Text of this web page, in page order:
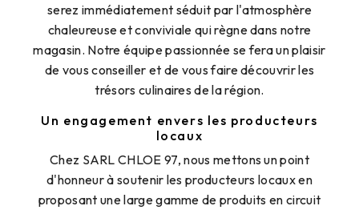
serez immédiatement séduit par l'atmosphère
chaleureuse et conviviale qui règne dans notre
magasin. Notre équipe passionnée se fera un plaisir
de vous conseiller et de vous faire découvrir les
trésors culinaires de la région.
Un engagement envers les producteurs
locaux
Chez SARL CHLOE 97, nous mettons un point
d'honneur à soutenir les producteurs locaux en
proposant une large gamme de produits en circuit